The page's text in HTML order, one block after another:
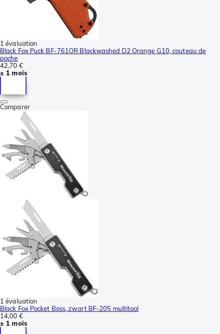
1 évaluation
Black Fox Puck BF-761OR Blackwashed D2 Orange G10, couteau de
poche
42,70 €
± 1 mois
Comparer
1 évaluation
Black Fox Pocket Boss, zwart BF-205 multitool
14,00 €
± 1 mois